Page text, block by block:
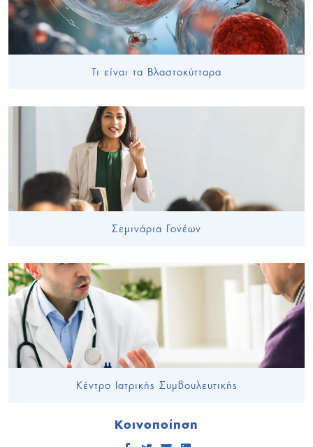
Τι είναι τα Βλαστοκύτταρα
Σεμινάρια Γονέων
Κέντρο Ιατρικής Συμβουλευτικής
Κοινοποίηση